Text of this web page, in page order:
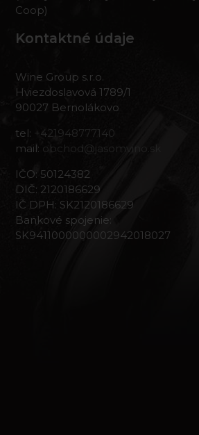
Coop)
Kontaktné údaje
Wine Group s.r.o.
Hviezdoslavová 1789/1
90027 Bernolákovo
tel: +421948777140
mail: obchod@jasomvino.sk
IČO: 50124382
DIČ: 2120186629
IČ DPH: SK2120186629
Bankové spojenie:
SK9411000000002942018027